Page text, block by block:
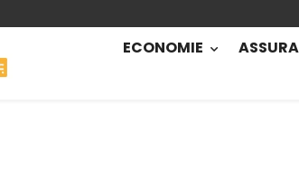
ECONOMIE